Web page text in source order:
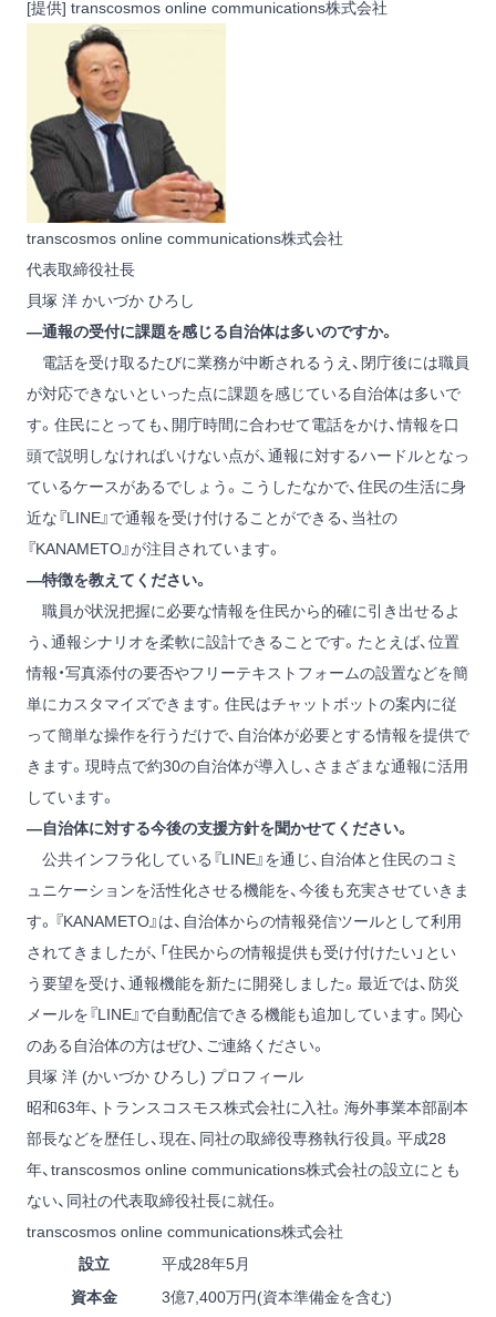
[提供] transcosmos online communications株式会社
transcosmos online communications株式会社
代表取締役社長
貝塚 洋 かいづか ひろし
―通報の受付に課題を感じる自治体は多いのですか。
電話を受け取るたびに業務が中断されるうえ、閉庁後には職員
が対応できないといった点に課題を感じている自治体は多いで
す。住民にとっても、開庁時間に合わせて電話をかけ、情報を口
頭で説明しなければいけない点が、通報に対するハードルとなっ
ているケースがあるでしょう。こうしたなかで、住民の生活に身
近な『LINE』で通報を受け付けることができる、当社の
『KANAMETO』が注目されています。
―特徴を教えてください。
職員が状況把握に必要な情報を住民から的確に引き出せるよ
う、通報シナリオを柔軟に設計できることです。たとえば、位置
情報・写真添付の要否やフリーテキストフォームの設置などを簡
単にカスタマイズできます。住民はチャットボットの案内に従
って簡単な操作を行うだけで、自治体が必要とする情報を提供で
きます。現時点で約30の自治体が導入し、さまざまな通報に活用
しています。
―自治体に対する今後の支援方針を聞かせてください。
公共インフラ化している『LINE』を通じ、自治体と住民のコミ
ュニケーションを活性化させる機能を、今後も充実させていきま
す。『KANAMETO』は、自治体からの情報発信ツールとして利用
されてきましたが、「住民からの情報提供も受け付けたい」とい
う要望を受け、通報機能を新たに開発しました。最近では、防災
メールを『LINE』で自動配信できる機能も追加しています。関心
のある自治体の方はぜひ、ご連絡ください。
貝塚 洋 (かいづか ひろし) プロフィール
昭和63年、トランスコスモス株式会社に入社。海外事業本部副本
部長などを歴任し、現在、同社の取締役専務執行役員。平成28
年、transcosmos online communications株式会社の設立にとも
ない、同社の代表取締役社長に就任。
transcosmos online communications株式会社
設立
平成28年5月
資本金
3億7,400万円(資本準備金を含む)